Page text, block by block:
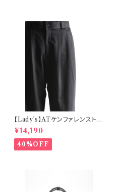
【Lady´s】ATケンファレンストレ
ッチウーマンパンツ
¥14,190
40%OFF